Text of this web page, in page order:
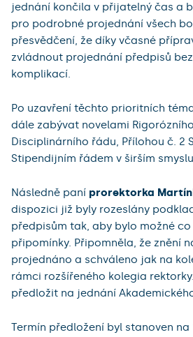
jednání končila v přijatelný čas a
pro podrobné projednání všech
přesvědčení, že díky včasné
zvládnout projednání předpisů
komplikací.
Po uzavření těchto prioritních
dále zabývat novelami
Disciplinárního řádu, Přílohou č. 2
Stipendijním řádem v širším
Následně paní prorektorka
dispozici již byly rozeslány
předpisům tak, aby bylo možné
připomínky. Připomněla, že znění
projednáno a schváleno jak na
rámci rozšířeného kolegia
předložit na jednání
Termín předložení byl stanoven na